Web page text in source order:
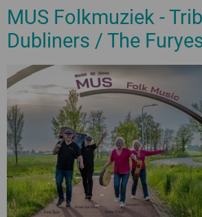
MUS Folkmuziek -
Dubliners / The